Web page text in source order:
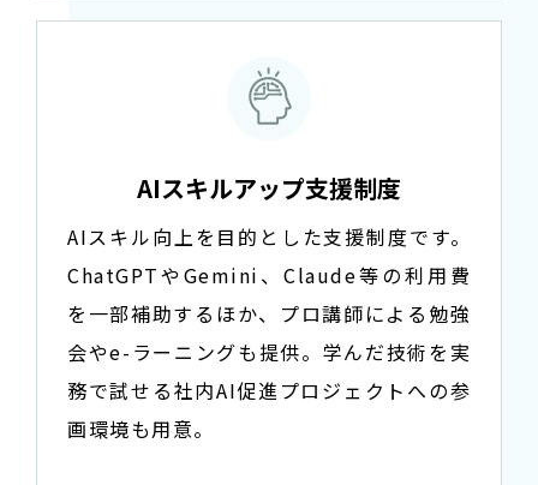
AIスキルアップ支援制度
AIスキル向上を目的とした支援制度です。
ChatGPTやGemini、Claude等の利用費
を一部補助するほか、プロ講師による勉強
会やe-ラーニングも提供。学んだ技術を実
務で試せる社内AI促進プロジェクトへの参
画環境も用意。